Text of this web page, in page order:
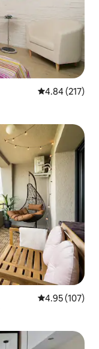
औसत रेटिंग 5 में से
4.84 (217)
औसत रेटिंग 5 में से
4.95 (107)